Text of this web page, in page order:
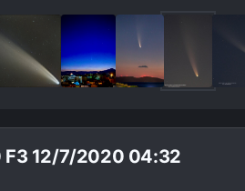
F3 12/7/2020 04:32